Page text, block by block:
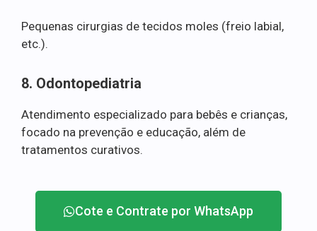
Pequenas cirurgias de tecidos moles (freio labial,
etc.).
8. Odontopediatria
Atendimento especializado para bebês e crianças,
focado na prevenção e educação, além de
tratamentos curativos.
Cote e Contrate por WhatsApp